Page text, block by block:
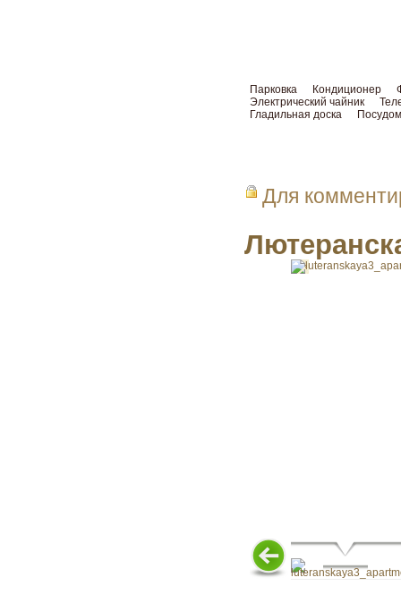
Парковка Кондиционер
Электрический чайник
Гладильная доска
Для